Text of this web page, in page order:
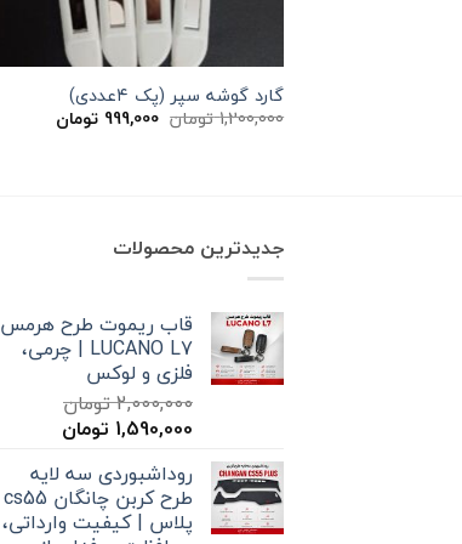
گارد گوشه سپر (پک ۴عددی)
1,200,000 تومان قیمت
اصلی
999,000 تومان
جدیدترین محصولات
قاب ریموت طرح هرمس
LUCANO L7 | چرمی،
فلزی و لوکس
2,000,000تومان
قیمت
2,000,000 تومان
بود.
1,590,000 تومان
است.
روداشبوردی سه‌ لایه
طرح کربن چانگان cs55
پلاس | کیفیت وارداتی،